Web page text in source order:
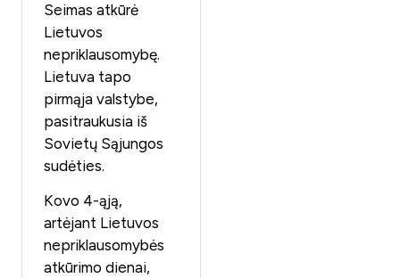
Seimas atkūrė
Lietuvos
nepriklausomybę.
Lietuva tapo
pirmąja valstybe,
pasitraukusia iš
Sovietų Sąjungos
sudėties.
Kovo 4-ąją,
artėjant Lietuvos
nepriklausomybės
atkūrimo dienai,